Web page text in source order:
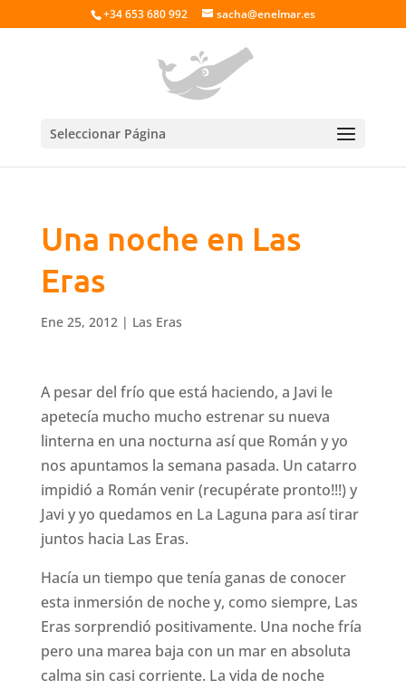
+34 653 680 992 sacha@enelmar.es
Seleccionar Página
Una noche en Las
Eras
Ene 25, 2012| Las Eras
A pesar del frío que está haciendo, a Javi le
apetecía mucho mucho estrenar su nueva
linterna en una nocturna así que Román y yo
nos apuntamos la semana pasada. Un catarro
impidió a Román venir (recupérate pronto!!!) y
Javi y yo quedamos en La Laguna para así tirar
juntos hacia Las Eras.
Hacía un tiempo que tenía ganas de conocer
esta inmersión de noche y, como siempre, Las
Eras sorprendió positivamente. Una noche fría
pero una marea baja con un mar en absoluta
calma sin casi corriente. La vida de noche